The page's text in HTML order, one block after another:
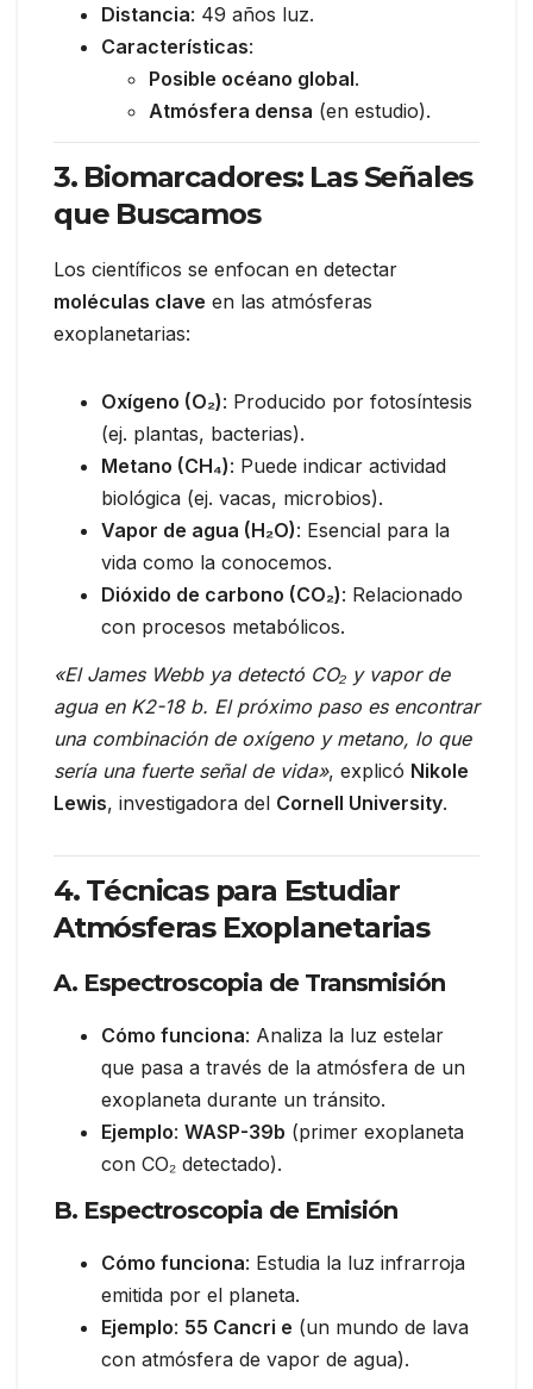
Distancia: 49 años luz.
Características:
Posible océano global.
Atmósfera densa (en estudio).
3. Biomarcadores: Las Señales
que Buscamos
Los científicos se enfocan en detectar
moléculas clave en las atmósferas
exoplanetarias:
Oxígeno (O₂): Producido por fotosíntesis
(ej. plantas, bacterias).
Metano (CH₄): Puede indicar actividad
biológica (ej. vacas, microbios).
Vapor de agua (H₂O): Esencial para la
vida como la conocemos.
Dióxido de carbono (CO₂): Relacionado
con procesos metabólicos.
«El James Webb ya detectó CO₂ y vapor de
agua en K2-18 b. El próximo paso es encontrar
una combinación de oxígeno y metano, lo que
sería una fuerte señal de vida», explicó Nikole
Lewis, investigadora del Cornell University.
4. Técnicas para Estudiar
Atmósferas Exoplanetarias
A. Espectroscopia de Transmisión
Cómo funciona: Analiza la luz estelar
que pasa a través de la atmósfera de un
exoplaneta durante un tránsito.
Ejemplo: WASP-39b (primer exoplaneta
con CO₂ detectado).
B. Espectroscopia de Emisión
Cómo funciona: Estudia la luz infrarroja
emitida por el planeta.
Ejemplo: 55 Cancri e (un mundo de lava
con atmósfera de vapor de agua).